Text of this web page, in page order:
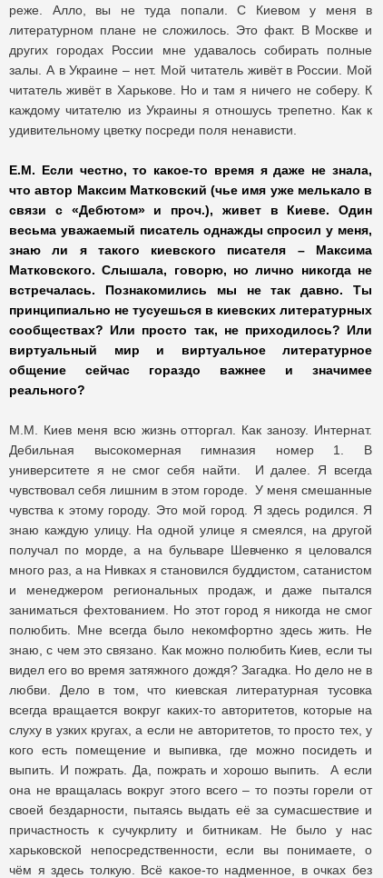
реже. Алло, вы не туда попали. С Киевом у меня в
литературном плане не сложилось. Это факт. В Москве и
других городах России мне удавалось собирать полные
залы. А в Украине – нет. Мой читатель живёт в России. Мой
читатель живёт в Харькове. Но и там я ничего не соберу. К
каждому читателю из Украины я отношусь трепетно. Как к
удивительному цветку посреди поля ненависти.
Е.М. Если честно, то какое-то время я даже не знала,
что автор Максим Матковский (чье имя уже мелькало в
связи с «Дебютом» и проч.), живет в Киеве. Один
весьма уважаемый писатель однажды спросил у меня,
знаю ли я такого киевского писателя – Максима
Матковского. Слышала, говорю, но лично никогда не
встречалась. Познакомились мы не так давно. Ты
принципиально не тусуешься в киевских литературных
сообществах? Или просто так, не приходилось? Или
виртуальный мир и виртуальное литературное
общение сейчас гораздо важнее и значимее
реального?
М.М. Киев меня всю жизнь отторгал. Как занозу. Интернат.
Дебильная высокомерная гимназия номер 1. В
университете я не смог себя найти. И далее. Я всегда
чувствовал себя лишним в этом городе. У меня смешанные
чувства к этому городу. Это мой город. Я здесь родился. Я
знаю каждую улицу. На одной улице я смеялся, на другой
получал по морде, а на бульваре Шевченко я целовался
много раз, а на Нивках я становился буддистом, сатанистом
и менеджером региональных продаж, и даже пытался
заниматься фехтованием. Но этот город я никогда не смог
полюбить. Мне всегда было некомфортно здесь жить. Не
знаю, с чем это связано. Как можно полюбить Киев, если ты
видел его во время затяжного дождя? Загадка. Но дело не в
любви. Дело в том, что киевская литературная тусовка
всегда вращается вокруг каких-то авторитетов, которые на
слуху в узких кругах, а если не авторитетов, то просто тех, у
кого есть помещение и выпивка, где можно посидеть и
выпить. И пожрать. Да, пожрать и хорошо выпить. А если
она не вращалась вокруг этого всего – то поэты горели от
своей бездарности, пытаясь выдать её за сумасшествие и
причастность к сучукрлиту и битникам. Не было у нас
харьковской непосредственности, если вы понимаете, о
чём я здесь толкую. Всё какое-то надменное, в очках без